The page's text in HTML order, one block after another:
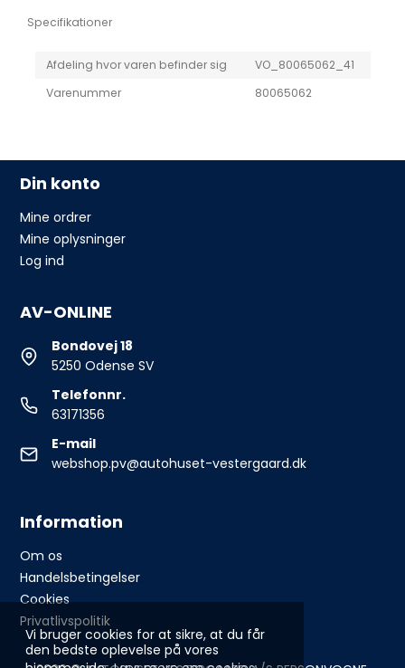
Vi bruger cookies for at sikre, at du får
den bedste oplevelse på vores
Specifikationer
Afdeling hvor varen befinder sig
VO_80065062_41
Varenummer
80065062
Din konto
Mine ordrer
Mine oplysninger
Log ind
AV-ONLINE
Bondovej 18
5250 Odense SV
Telefonnr.
63171356
E-mail
webshop.pv@autohuset-vestergaard.dk
Information
Om os
Handelsbetingelser
Cookies
Privatlivspolitik